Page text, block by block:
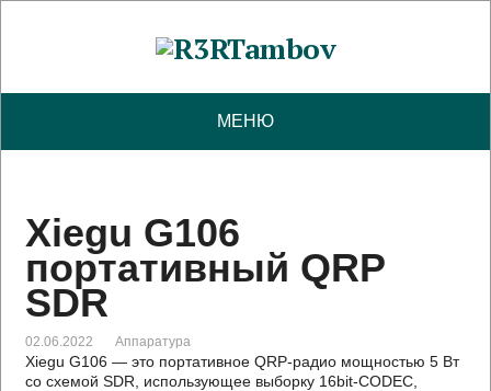
МЕНЮ
Xiegu G106
портативный QRP
SDR
02.06.2022 Аппаратура
Xiegu G106 — это портативное QRP-радио мощностью 5 Вт
со схемой SDR, использующее выборку 16bit-CODEC,